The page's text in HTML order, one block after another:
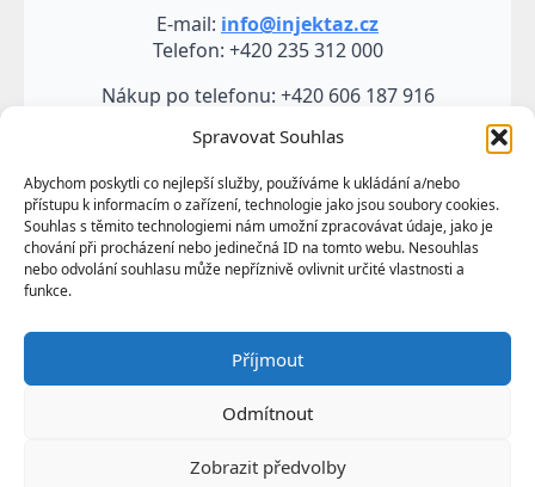
Spravovat Souhlas
Abychom poskytli co nejlepší služby, používáme k ukládání a/nebo
přístupu k informacím o zařízení, technologie jako jsou soubory cookies.
Souhlas s těmito technologiemi nám umožní zpracovávat údaje, jako je
chování při procházení nebo jedinečná ID na tomto webu. Nesouhlas
nebo odvolání souhlasu může nepříznivě ovlivnit určité vlastnosti a
funkce.
Příjmout
Odmítnout
Zobrazit předvolby
E-mail: info@injektaz.cz
Telefon: +420 235 312 000
Nákup po telefonu: +420 606 187 916
Veškeré údaje, zejména texty a fotografie uvedené na
těchto webových stránkách jsou výtvorem a
vlastnictvím společnosti TRUMF sanace s.r.o.
představují její know-how a jako takové požívají
upravujících duševní vlastnictví.